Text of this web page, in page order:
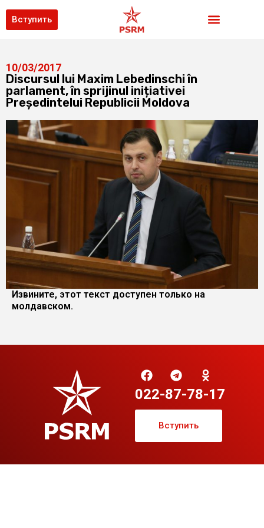
Вступить
10/03/2017
Discursul lui Maxim Lebedinschi în
parlament, în sprijinul inițiativei
Președintelui Republicii Moldova
Извините, этот текст доступен только на
молдавском.
022-87-78-17
Вступить